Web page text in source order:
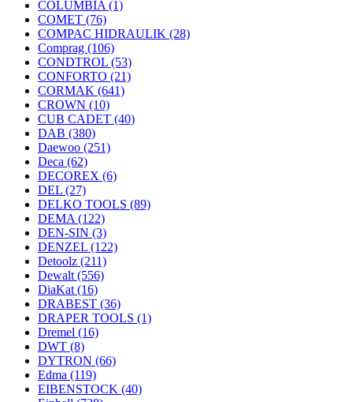
COLUMBIA (1)
COMET (76)
COMPAC HIDRAULIK (28)
Comprag (106)
CONDTROL (53)
CONFORTO (21)
CORMAK (641)
CROWN (10)
CUB CADET (40)
DAB (380)
Daewoo (251)
Deca (62)
DECOREX (6)
DEL (27)
DELKO TOOLS (89)
DEMA (122)
DEN-SIN (3)
DENZEL (122)
Detoolz (211)
Dewalt (556)
DiaKat (16)
DRABEST (36)
DRAPER TOOLS (1)
Dremel (16)
DWT (8)
DYTRON (66)
Edma (119)
EIBENSTOCK (40)